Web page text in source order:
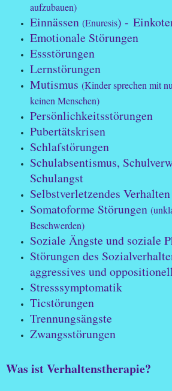
aufzubauen)
Einnässen (Enuresis) -
Emotionale Störungen
Essstörungen
Lernstörungen
Mutismus (Kinder sprechen mit
keinen Menschen)
Persönlichkeitsstörungen
Pubertätskrisen
Schlafstörungen
Schulabsentismus,
Schulangst
Selbstverletzendes Verhalten
Somatoforme Störungen
Beschwerden)
Soziale Ängste und soziale
Störungen des
aggressives und
Stresssymptomatik
Ticstörungen
Trennungsängste
Zwangsstörungen
Was ist Verhaltenstherapie?